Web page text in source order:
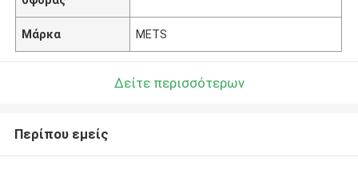
Μάρκα METS
Δείτε περισσότερων
Περίπου εμείς